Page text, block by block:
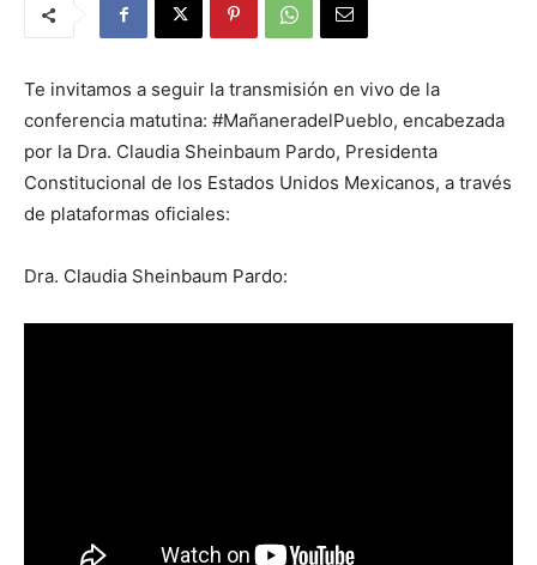
Te invitamos a seguir la transmisión en vivo de la
conferencia matutina: #MañaneradelPueblo, encabezada
por la Dra. Claudia Sheinbaum Pardo, Presidenta
Constitucional de los Estados Unidos Mexicanos, a través
de plataformas oficiales:
Dra. Claudia Sheinbaum Pardo: